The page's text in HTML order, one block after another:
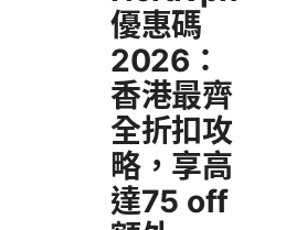
優惠碼
2026：
香港最齊
全折扣攻
略，享高
達75 off